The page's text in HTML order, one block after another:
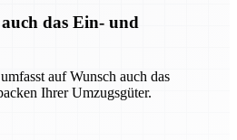
das Ein- und
auf Wunsch auch das
Ihrer Umzugsgüter.